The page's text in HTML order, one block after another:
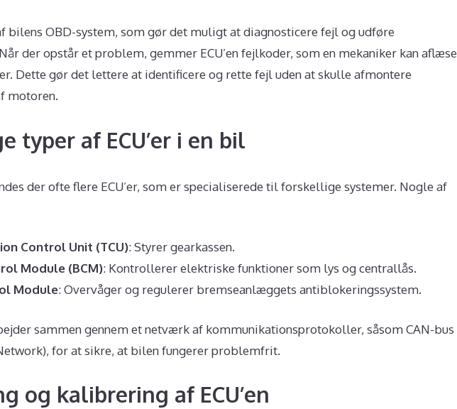
bilens OBD-system, som gør det muligt at diagnosticere fejl og udføre
der opstår et problem, gemmer ECU’en fejlkoder, som en mekaniker kan aflæse
Dette gør det lettere at identificere og rette fejl uden at skulle afmontere
motoren.
typer af ECU’er i en bil
der ofte flere ECU’er, som er specialiserede til forskellige systemer. Nogle af
Control Unit (TCU): Styrer gearkassen.
Module (BCM): Kontrollerer elektriske funktioner som lys og centrallås.
Module: Overvåger og regulerer bremseanlæggets antiblokeringssystem.
sammen gennem et netværk af kommunikationsprotokoller, såsom CAN-bus
for at sikre, at bilen fungerer problemfrit.
og kalibrering af ECU’en